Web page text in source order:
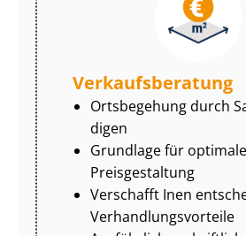
Ver­kaufs­be­ra­tung
Ortsbegehung durch
di­gen
Grundlage für optimale
Preisgestaltung
Verschafft Inen
Ver­hand­lungs­vor­tei­le